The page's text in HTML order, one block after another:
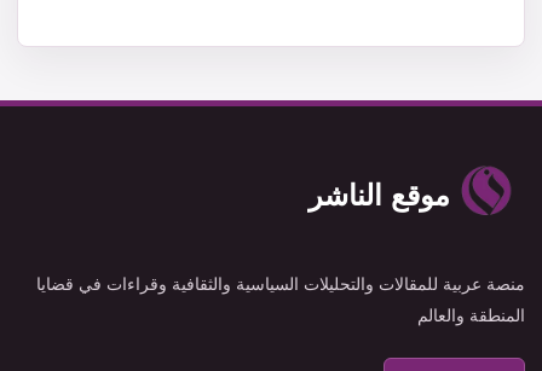
موقع الناشر
منصة عربية للمقالات والتحليلات السياسية والثقافية وقراءات في قضايا
المنطقة والعالم